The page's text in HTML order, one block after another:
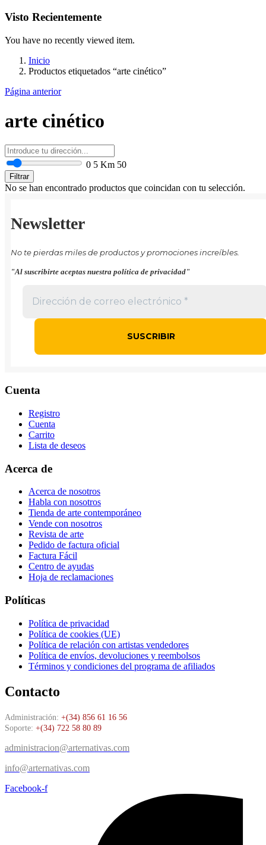
Visto Recientemente
You have no recently viewed item.
Inicio
Productos etiquetados “arte cinético”
Página anterior
arte cinético
0 5 Km 50
Filtrar
No se han encontrado productos que coincidan con tu selección.
Newsletter
No te pierdas miles de productos y promociones increíbles.
"Al suscribirte aceptas nuestra política de privacidad"
Cuenta
Registro
Cuenta
Carrito
Lista de deseos
Acerca de
Acerca de nosotros
Habla con nosotros
Tienda de arte contemporáneo
Vende con nosotros
Revista de arte
Pedido de factura oficial
Factura Fácil
Centro de ayudas
Hoja de reclamaciones
Políticas
Política de privacidad
Política de cookies (UE)
Política de relación con artistas vendedores
Política de envíos, devoluciones y reembolsos
Términos y condiciones del programa de afiliados
Contacto
Administración: +(34) 856 61 16 56
Soporte: +(34) 722 58 80 89
administracion@arternativas.com
info@arternativas.com
Facebook-f